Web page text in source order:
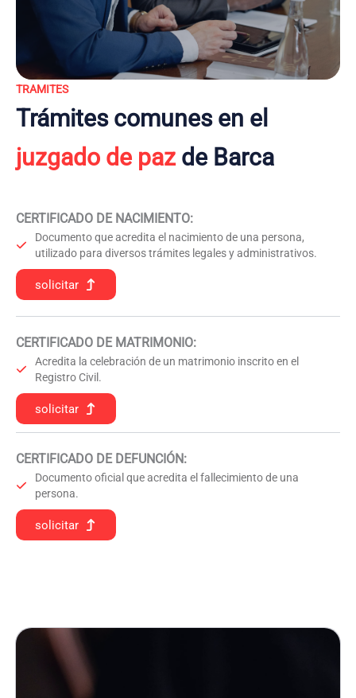
TRAMITES
Trámites comunes en el
juzgado de pazde Barca
CERTIFICADO DE NACIMIENTO:
Documento que acredita el nacimiento de una persona,
utilizado para diversos trámites legales y administrativos.
solicitar
CERTIFICADO DE MATRIMONIO:
Acredita la celebración de un matrimonio inscrito en el
Registro Civil.
solicitar
CERTIFICADO DE DEFUNCIÓN:
Documento oficial que acredita el fallecimiento de una
persona.
solicitar